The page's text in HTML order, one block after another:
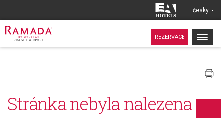
česky
REZERVACE
Stránka nebyla nalezena